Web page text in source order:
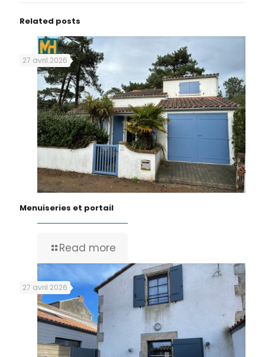
Related posts
27 avril 2026
Menuiseries et portail
Read more
27 avril 2026